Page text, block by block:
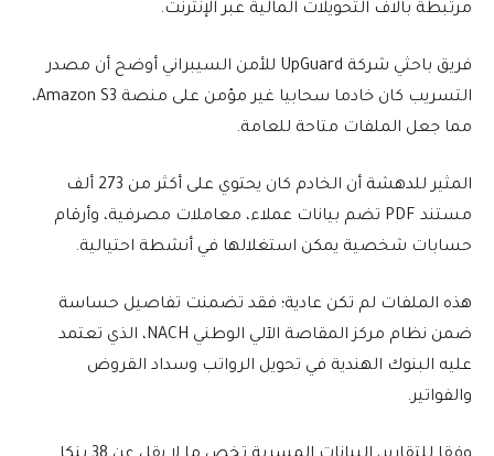
مرتبطة بآلاف التحويلات المالية عبر الإنترنت.
فريق باحثي شركة UpGuard للأمن السيبراني أوضح أن مصدر
التسريب كان خادما سحابيا غير مؤمن على منصة Amazon S3،
مما جعل الملفات متاحة للعامة.
المثير للدهشة أن الخادم كان يحتوي على أكثر من 273 ألف
مستند PDF تضم بيانات عملاء، معاملات مصرفية، وأرقام
حسابات شخصية يمكن استغلالها في أنشطة احتيالية.
هذه الملفات لم تكن عادية؛ فقد تضمنت تفاصيل حساسة
ضمن نظام مركز المقاصة الآلي الوطني NACH، الذي تعتمد
عليه البنوك الهندية في تحويل الرواتب وسداد القروض
والفواتير.